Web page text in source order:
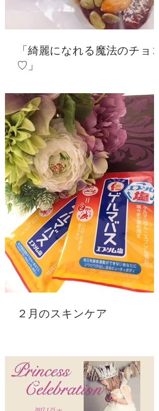
「綺麗になれる魔法のチョコ
♡」
２月のスキンケア